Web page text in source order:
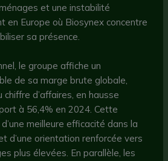
et une instabilité
en Europe où Biosynex concentre
sa présence.
le groupe affiche un
de sa marge brute globale,
d’affaires, en hausse
à 56,4% en 2024. Cette
meilleure efficacité dans la
d’une orientation renforcée vers
plus élevées. En parallèle, les